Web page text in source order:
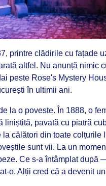
printre clădirile cu fațade
altfel. Nu anunță nimic
peste Rose's Mystery
în ultimii ani.
la o poveste. În 1888, o
liniștită, pavată cu piatră
călători din toate
sunt vii. La un
Ce s-a întâmplat după
o. Alții cred că a devenit